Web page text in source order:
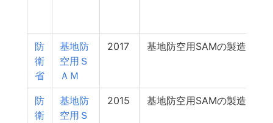
防
衛
省
基地防
空用Ｓ
ＡＭ
2017 基地防空用SAMの製造
防
衛
基地防
空用Ｓ
2015 基地防空用SAMの製造